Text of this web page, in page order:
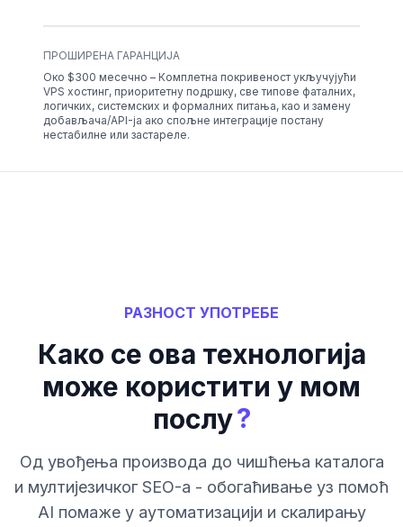
ПРОШИРЕНА ГАРАНЦИЈА
Око $300 месечно – Комплетна покривеност укључујући
VPS хостинг, приоритетну подршку, све типове фаталних,
логичких, системских и формалних питања, као и замену
добављача/API-ја ако спољне интеграције постану
нестабилне или застареле.
РАЗНОСТ УПОТРЕБЕ
Како се ова технологија
може користити у мом
послу?
Од увођења производа до чишћења каталога
и мултијезичког SEO-а - обогаћивање уз помоћ
AI помаже у аутоматизацији и скалирању